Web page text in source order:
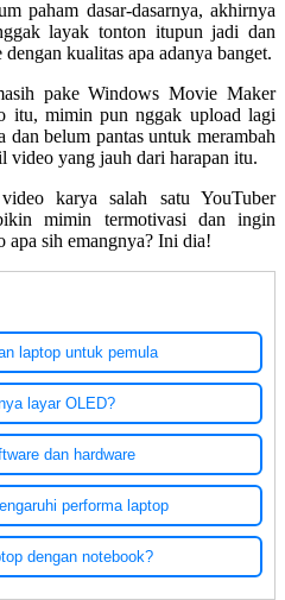
paham dasar-dasarnya, akhirnya
layak tonton itupun jadi dan
kualitas apa adanya banget.
pake Windows Movie Maker
itu, mimin pun nggak upload lagi
dan belum pantas untuk merambah
video yang jauh dari harapan itu.
karya salah satu YouTuber
mimin termotivasi dan ingin
apa sih emangnya? Ini dia!
laptop untuk pemula
layar OLED?
dan hardware
performa laptop
dengan notebook?